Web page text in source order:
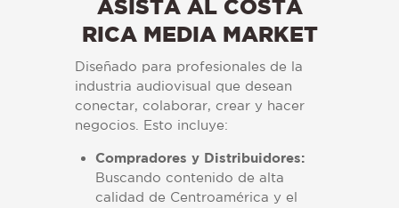
ASISTA AL COSTA
RICA MEDIA MARKET
Diseñado para profesionales de la
industria audiovisual que desean
conectar, colaborar, crear y hacer
negocios. Esto incluye:
Compradores y Distribuidores:
Buscando contenido de alta
calidad de Centroamérica y el